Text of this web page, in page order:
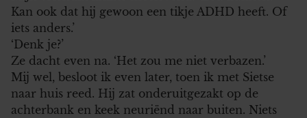
Kan ook dat hij gewoon een tikje ADHD heeft. Of
iets anders.’
‘Denk je?’
Ze dacht even na. ‘Het zou me niet verbazen.’
Mij wel, besloot ik even later, toen ik met Sietse
naar huis reed. Hij zat onderuitgezakt op de
achterbank en keek neuriënd naar buiten. Niets